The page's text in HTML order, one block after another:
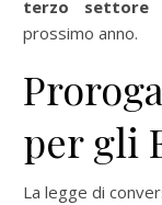
terzo settore
prossimo anno.
per gli
La legge di